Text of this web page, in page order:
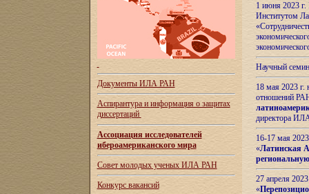
Документы ИЛА РАН
Аспирантура и информация о защитах
диссертаций
Ассоциация исследователей
ибероамериканского мира
Совет молодых ученых ИЛА РАН
Конкурс вакансий
1 июня 2023
Институтом
Научный
18 мая 2023
отношений
директора
16-17 мая
«Латинская
27 апреля
«